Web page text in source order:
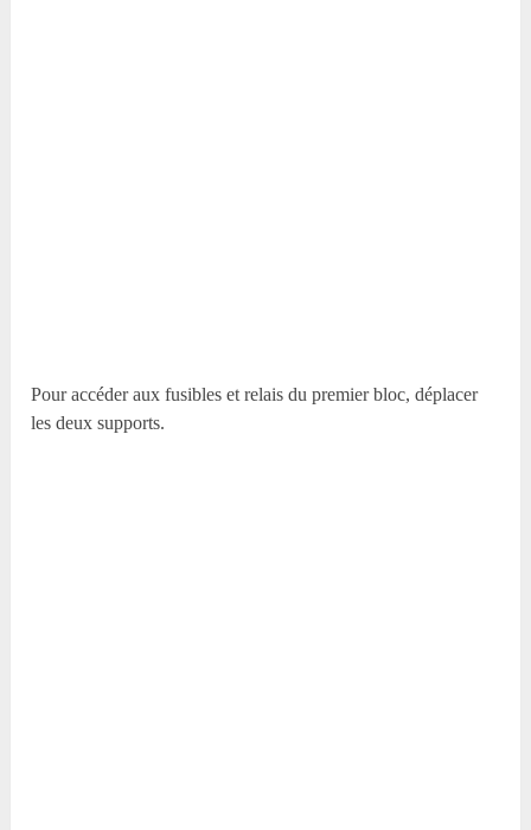
Pour accéder aux fusibles et relais du premier bloc, déplacer
les deux supports.